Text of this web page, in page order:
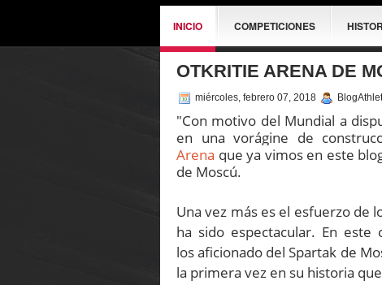
INICIO COMPETICIONES
SOBRE MÍ
OTKRITIE ARENA DE
miércoles, febrero 07, 2018
"Con motivo del Mundial a
en una vorágine de
Arena que ya vimos en este
de Moscú.
Una vez más es el esfuerzo de
ha sido espectacular. En este
losaficionado del Spartak de
la primera vez en su historia